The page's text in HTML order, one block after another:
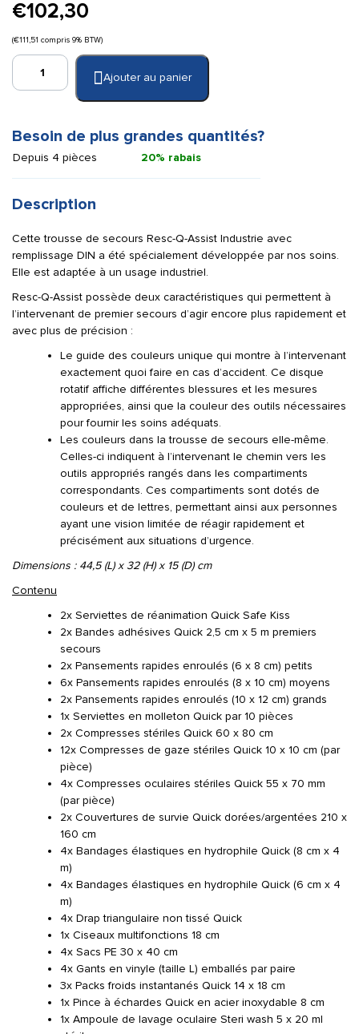
€102,30
(€111,51 compris 9% BTW)
quantité
premiers
Resc-
Q-
Assist
Industrie
Ajouter au panier
Besoin de plus grandes quantités?
Depuis 4 pièces 20% rabais
Description
Cette trousse de secours Resc-Q-Assist Industrie avec
remplissage DIN a été spécialement développée par nos soins.
Elle est adaptée à un usage industriel.
Resc-Q-Assist possède deux caractéristiques qui permettent à
l’intervenant de premier secours d’agir encore plus rapidement et
avec plus de précision :
Le guide des couleurs unique qui montre à l’intervenant
exactement quoi faire en cas d’accident. Ce disque
rotatif affiche différentes blessures et les mesures
appropriées, ainsi que la couleur des outils nécessaires
pour fournir les soins adéquats.
Les couleurs dans la trousse de secours elle-même.
Celles-ci indiquent à l’intervenant le chemin vers les
outils appropriés rangés dans les compartiments
correspondants. Ces compartiments sont dotés de
couleurs et de lettres, permettant ainsi aux personnes
ayant une vision limitée de réagir rapidement et
précisément aux situations d’urgence.
Dimensions : 44,5 (L) x 32 (H) x 15 (D) cm
Contenu
2x Serviettes de réanimation Quick Safe Kiss
2x Bandes adhésives Quick 2,5 cm x 5 m premiers
secours
2x Pansements rapides enroulés (6 x 8 cm) petits
6x Pansements rapides enroulés (8 x 10 cm) moyens
2x Pansements rapides enroulés (10 x 12 cm) grands
1x Serviettes en molleton Quick par 10 pièces
2x Compresses stériles Quick 60 x 80 cm
12x Compresses de gaze stériles Quick 10 x 10 cm (par
pièce)
4x Compresses oculaires stériles Quick 55 x 70 mm
(par pièce)
2x Couvertures de survie Quick dorées/argentées 210 x
160 cm
4x Bandages élastiques en hydrophile Quick (8 cm x 4
m)
4x Bandages élastiques en hydrophile Quick (6 cm x 4
m)
4x Drap triangulaire non tissé Quick
1x Ciseaux multifonctions 18 cm
4x Sacs PE 30 x 40 cm
4x Gants en vinyle (taille L) emballés par paire
3x Packs froids instantanés Quick 14 x 18 cm
1x Pince à échardes Quick en acier inoxydable 8 cm
1x Ampoule de lavage oculaire Steri wash 5 x 20 ml